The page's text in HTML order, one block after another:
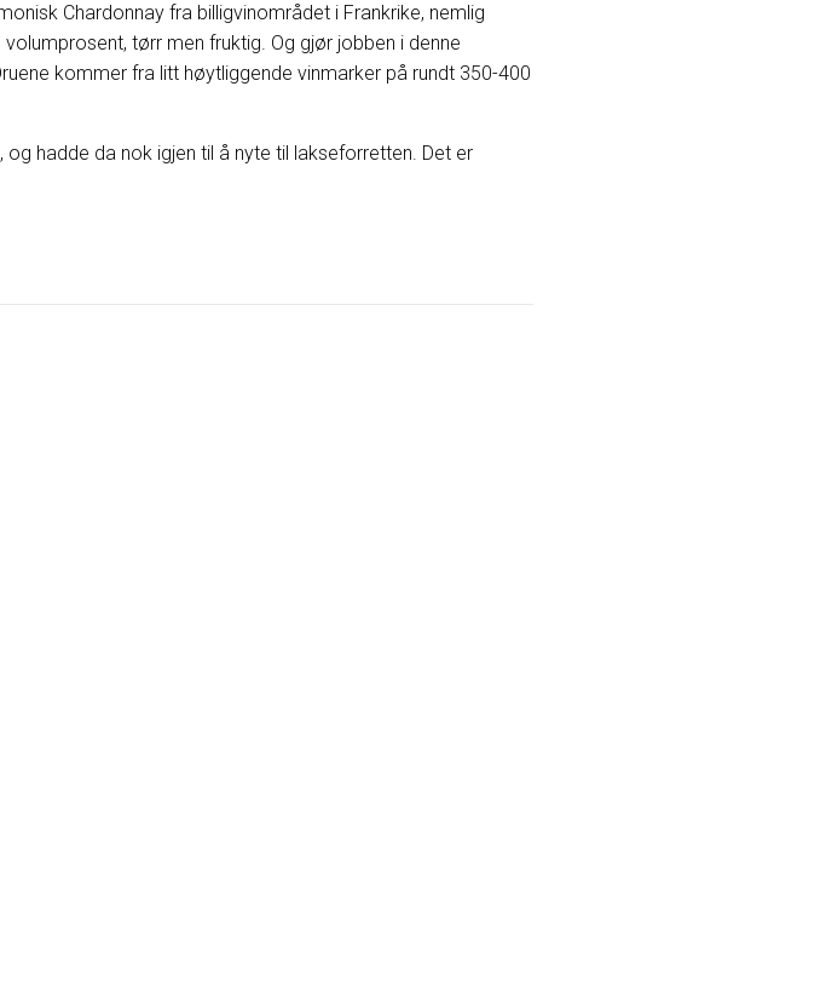
Chardonnay fra billigvinområdet i Frankrike, nemlig
tørr men fruktig. Og gjør jobben i denne
kommer fra litt høytliggende vinmarker på rundt 350-400
hadde da nok igjen til å nyte til lakseforretten. Det er